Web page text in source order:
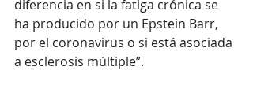
diferencia en si la fatiga crónica se
ha producido por un Epstein Barr,
por el coronavirus o si está asociada
a esclerosis múltiple”.